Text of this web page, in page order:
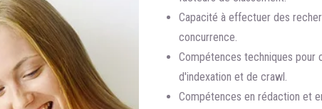
Capacité à effectuer des
concurrence.
Compétences techniques pour
d'indexation et de crawl.
Compétences en rédaction et